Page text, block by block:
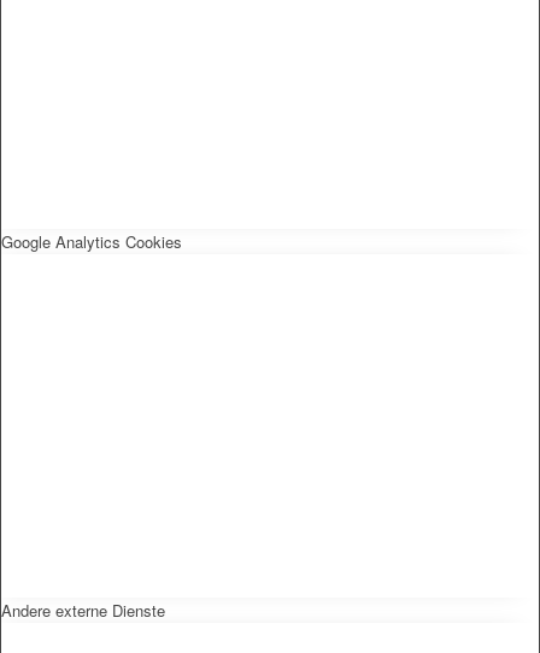
Google Analytics Cookies
Andere externe Dienste